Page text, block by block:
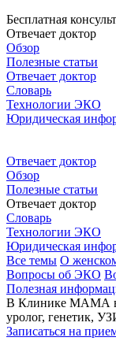
Бесплатная
Отвечает доктор
Обзор
Полезные статьи
Отвечает доктор
Словарь
Технологии ЭКО
Юридическая
Отвечает доктор
Обзор
Полезные статьи
Отвечает доктор
Словарь
Технологии ЭКО
Юридическая
Все темы О
Вопросы об ЭКО
Полезная
В Клинике МАМА
уролог, генетик,
Записаться на